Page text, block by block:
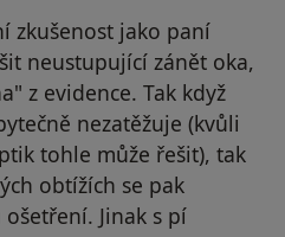
zkušenost jako paní
neustupující zánět oka,
z evidence. Tak když
nezatěžuje (kvůli
tohle může řešit), tak
obtížích se pak
Jinak s pí